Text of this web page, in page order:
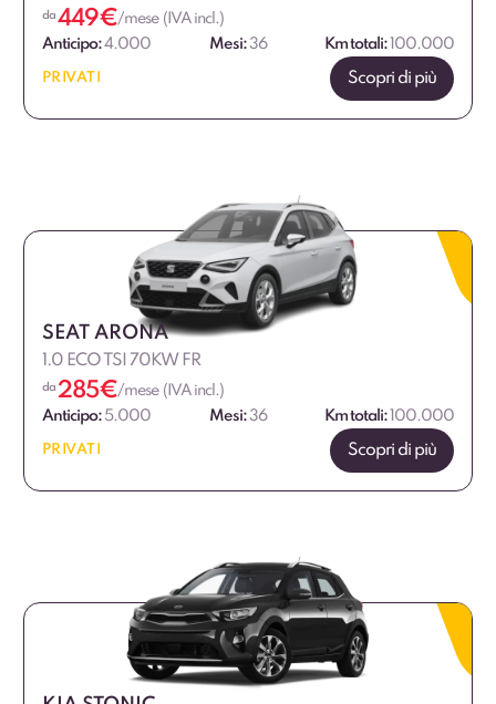
da 449€/mese (IVA incl.)
Anticipo:4.000 Mesi:36 Km totali: 100.000
PRIVATI Scopri di più
SEAT ARONA
1.0 ECO TSI 70KW FR
da 285€/mese (IVA incl.)
Anticipo: 5.000 Mesi:36 Km totali: 100.000
PRIVATI Scopri di più